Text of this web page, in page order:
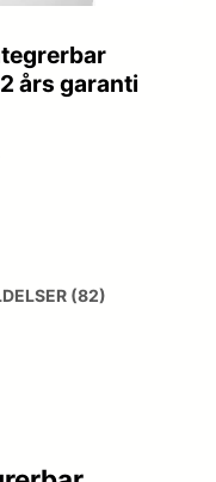
års garanti
(82)